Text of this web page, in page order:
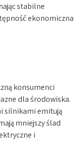
stabilne
ekonomiczna
konsumenci
dla środowiska.
silnikami emitują
mniejszy ślad
i